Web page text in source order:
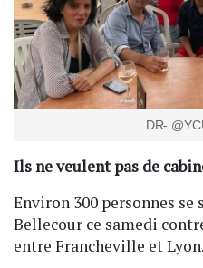
DR-
Ils ne veulent pas de
Environ 300 personnes
Bellecour ce samedi
entre Francheville et Lyon.